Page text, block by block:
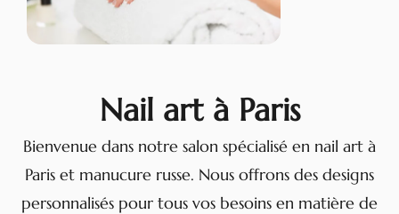
Nail art à Paris
Bienvenue dans notre salon spécialisé en nail art à
Paris et manucure russe. Nous offrons des designs
personnalisés pour tous vos besoins en matière de